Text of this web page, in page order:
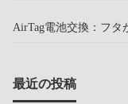
AirTag電池交換：フタ
最近の投稿